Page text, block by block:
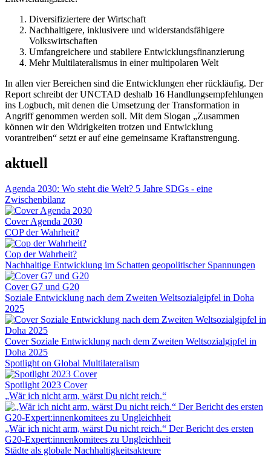
Diversifiziertere der Wirtschaft
Nachhaltigere, inklusivere und widerstandsfähigere
Volkswirtschaften
Umfangreichere und stabilere Entwicklungsfinanzierung
Mehr Multilateralismus in einer multipolaren Welt
In allen vier Bereichen sind die Entwicklungen eher rückläufig. Der
Report schreibt der UNCTAD deshalb 16 Handlungsempfehlungen
ins Logbuch, mit denen die Umsetzung der Transformation in
Angriff genommen werden soll. Mit dem Slogan „Zusammen
können wir den Widrigkeiten trotzen und Entwicklung
vorantreiben“ setzt er auf eine gemeinsame Kraftanstrengung.
aktuell
Agenda 2030: Wo steht die Welt? 5 Jahre SDGs - eine
Zwischenbilanz
Cover Agenda 2030
COP der Wahrheit?
Cop der Wahrheit?
Nachhaltige Entwicklung im Schatten geopolitischer Spannungen
Cover G7 und G20
Soziale Entwicklung nach dem Zweiten Weltsozialgipfel in Doha
2025
Cover Soziale Entwicklung nach dem Zweiten Weltsozialgipfel in
Doha 2025
Spotlight on Global Multilateralism
Spotlight 2023 Cover
„Wär ich nicht arm, wärst Du nicht reich.“
„Wär ich nicht arm, wärst Du nicht reich.“ Der Bericht des ersten
G20-Expert:innenkomitees zu Ungleichheit
Städte als globale Nachhaltigkeitsakteure